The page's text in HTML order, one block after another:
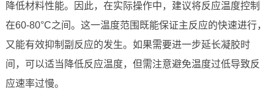
降低材料性能。因此，在实际操作中，建议将反应温度控制
在60-80°C之间。这一温度范围既能保证主反应的快速进行，
又能有效抑制副反应的发生。如果需要进一步延长凝胶时
间，可以适当降低反应温度，但需注意避免温度过低导致反
应速率过慢。